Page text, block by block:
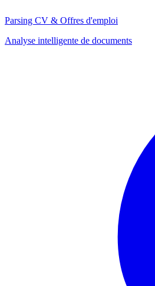
Parsing CV & Offres d'emploi
Analyse intelligente de documents